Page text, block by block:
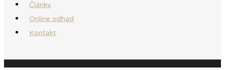
Články
Online odhad
Kontakt